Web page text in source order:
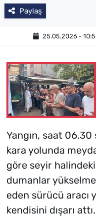
Paylaş
25.05.2026 -
Yangın, saat 06.30
kara yolunda
göre seyir
dumanlar
eden sürücü aracı
kendisini dışarı attı.